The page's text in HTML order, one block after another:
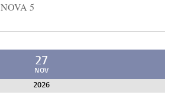
NOVA 5
27
NOV
2026